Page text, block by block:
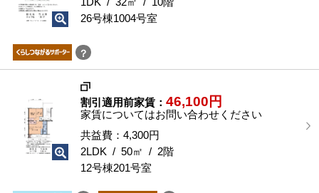
26号棟1004号室
？
割引適用前家賃：46,100円
家賃についてはお問い合わせください
共益費：4,300円
2LDK / 50㎡ / 2階
12号棟201号室